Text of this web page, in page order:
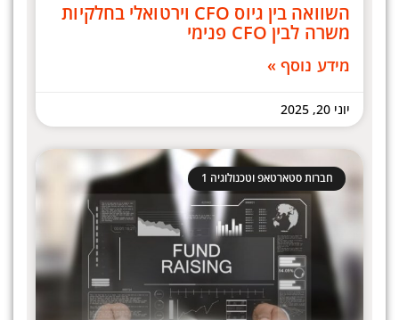
השוואה בין גיוס CFO וירטואלי בחלקיות
משרה לבין CFO פנימי
מידע נוסף »
יוני 20, 2025
חברות סטארטאפ וטכנולוגיה 1